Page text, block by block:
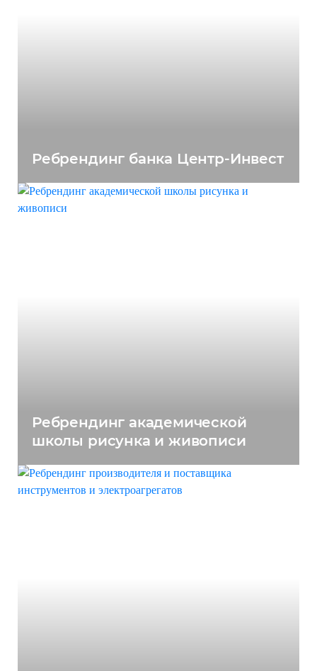
Ребрендинг банка Центр-Инвест
Ребрендинг академической
школы рисунка и живописи